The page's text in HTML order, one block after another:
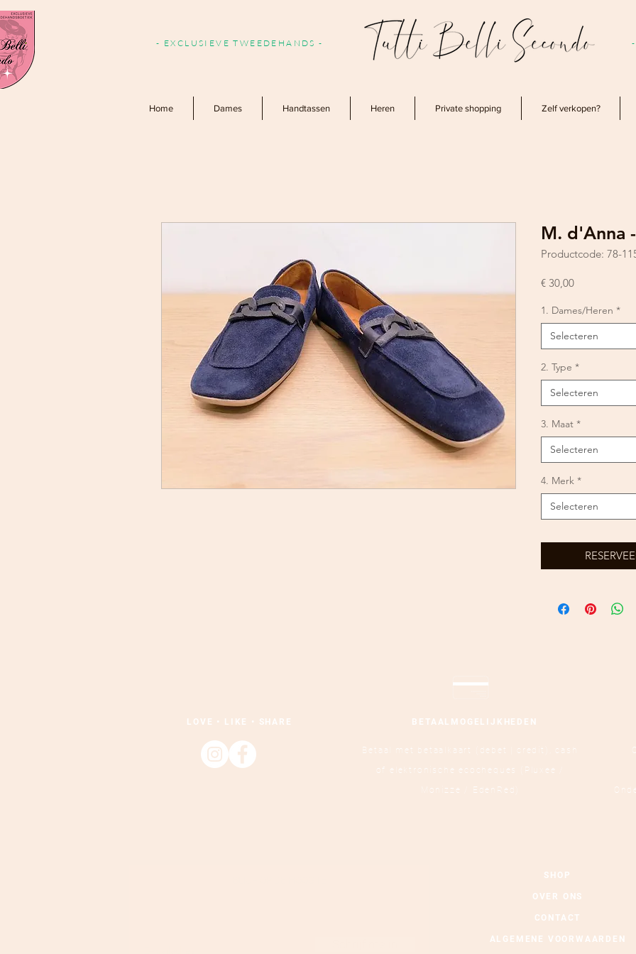
- EXCLUSIEVE TWEEDEHANDS -
Home Dames Handtassen Heren Private shopping Zelf verkopen?
M. d'Anna
Productcode: 78-
€ 30,00Prijs
1. Dames/Heren *
Selecteren
2. Type *
Selecteren
3. Maat *
Selecteren
4. Merk *
Selecteren
LOVE • LIKE • SHARE BETAALMOGELIJKHEDEN
Betaal met betaalkaart (debet | credit),
cash
of elektronische ecocheques (Pluxee /
Monizze / EdenRed)
SHOP
OVER ONS
CONTACT
ALGEMENE VOORWAARDEN